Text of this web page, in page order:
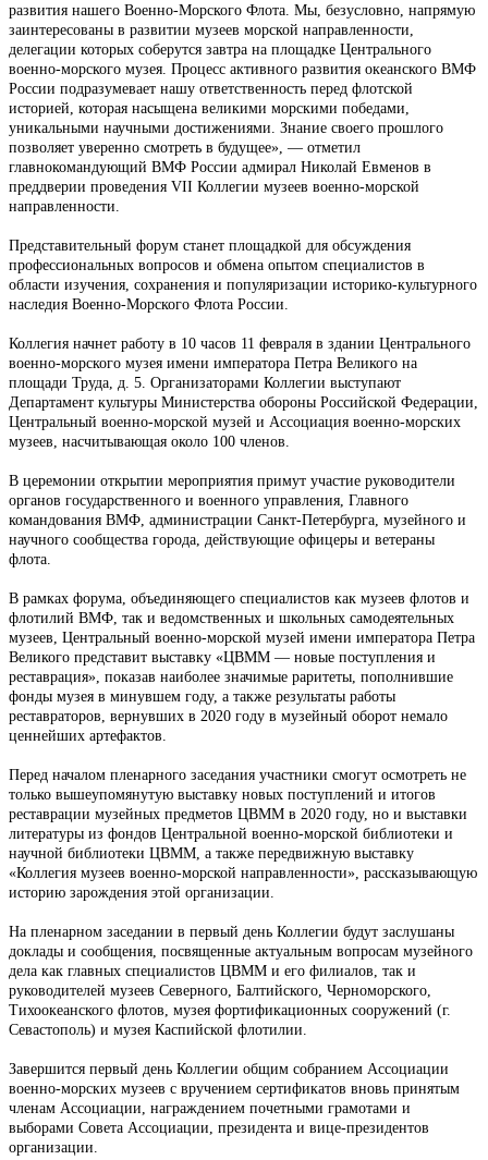
развития нашего Военно-Морского Флота. Мы, безусловно, напрямую
заинтересованы в развитии музеев морской направленности,
делегации которых соберутся завтра на площадке Центрального
военно-морского музея. Процесс активного развития океанского ВМФ
России подразумевает нашу ответственность перед флотской
историей, которая насыщена великими морскими победами,
уникальными научными достижениями. Знание своего прошлого
позволяет уверенно смотреть в будущее», — отметил
главнокомандующий ВМФ России адмирал Николай Евменов в
преддверии проведения VII Коллегии музеев военно-морской
направленности.
Представительный форум станет площадкой для обсуждения
профессиональных вопросов и обмена опытом специалистов в
области изучения, сохранения и популяризации историко-культурного
наследия Военно-Морского Флота России.
Коллегия начнет работу в 10 часов 11 февраля в здании Центрального
военно-морского музея имени императора Петра Великого на
площади Труда, д. 5. Организаторами Коллегии выступают
Департамент культуры Министерства обороны Российской Федерации,
Центральный военно-морской музей и Ассоциация военно-морских
музеев, насчитывающая около 100 членов.
В церемонии открытии мероприятия примут участие руководители
органов государственного и военного управления, Главного
командования ВМФ, администрации Санкт-Петербурга, музейного и
научного сообщества города, действующие офицеры и ветераны
флота.
В рамках форума, объединяющего специалистов как музеев флотов и
флотилий ВМФ, так и ведомственных и школьных самодеятельных
музеев, Центральный военно-морской музей имени императора Петра
Великого представит выставку «ЦВММ — новые поступления и
реставрация», показав наиболее значимые раритеты, пополнившие
фонды музея в минувшем году, а также результаты работы
реставраторов, вернувших в 2020 году в музейный оборот немало
ценнейших артефактов.
Перед началом пленарного заседания участники смогут осмотреть не
только вышеупомянутую выставку новых поступлений и итогов
реставрации музейных предметов ЦВММ в 2020 году, но и выставки
литературы из фондов Центральной военно-морской библиотеки и
научной библиотеки ЦВММ, а также передвижную выставку
«Коллегия музеев военно-морской направленности», рассказывающую
историю зарождения этой организации.
На пленарном заседании в первый день Коллегии будут заслушаны
доклады и сообщения, посвященные актуальным вопросам музейного
дела как главных специалистов ЦВММ и его филиалов, так и
руководителей музеев Северного, Балтийского, Черноморского,
Тихоокеанского флотов, музея фортификационных сооружений (г.
Севастополь) и музея Каспийской флотилии.
Завершится первый день Коллегии общим собранием Ассоциации
военно-морских музеев с вручением сертификатов вновь принятым
членам Ассоциации, награждением почетными грамотами и
выборами Совета Ассоциации, президента и вице-президентов
организации.